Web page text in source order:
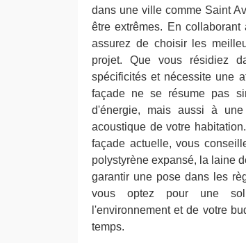
dans une ville comme Saint
être extrêmes. En
assurez de choisir les
projet. Que vous résidiez
spécificités et nécessite une
façade ne se résume pas
d'énergie, mais aussi à
acoustique de votre
façade actuelle, vous
polystyrène expansé, la laine
garantir une pose dans les
vous optez pour une
l'environnement et de votre
temps.